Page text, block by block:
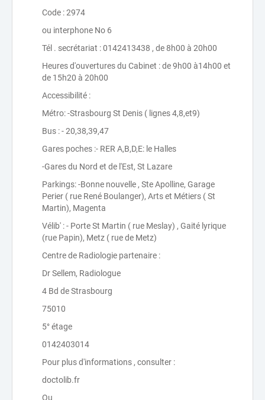
Code : 2974
ou interphone No 6
Tél . secrétariat : 0142413438 , de 8h00 à 20h00
Heures d'ouvertures du Cabinet : de 9h00 à14h00 et
de 15h20 à 20h00
Accessibilité :
Métro: -Strasbourg St Denis ( lignes 4,8,et9)
Bus : - 20,38,39,47
Gares poches :- RER A,B,D,E: le Halles
-Gares du Nord et de l'Est, St Lazare
Parkings: -Bonne nouvelle , Ste Apolline, Garage
Perier ( rue René Boulanger), Arts et Métiers ( St
Martin), Magenta
Vélib' : - Porte St Martin ( rue Meslay) , Gaité lyrique
(rue Papin), Metz ( rue de Metz)
Centre de Radiologie partenaire :
Dr Sellem, Radiologue
4 Bd de Strasbourg
75010
5° étage
0142403014
Pour plus d'informations , consulter :
doctolib.fr
Ou